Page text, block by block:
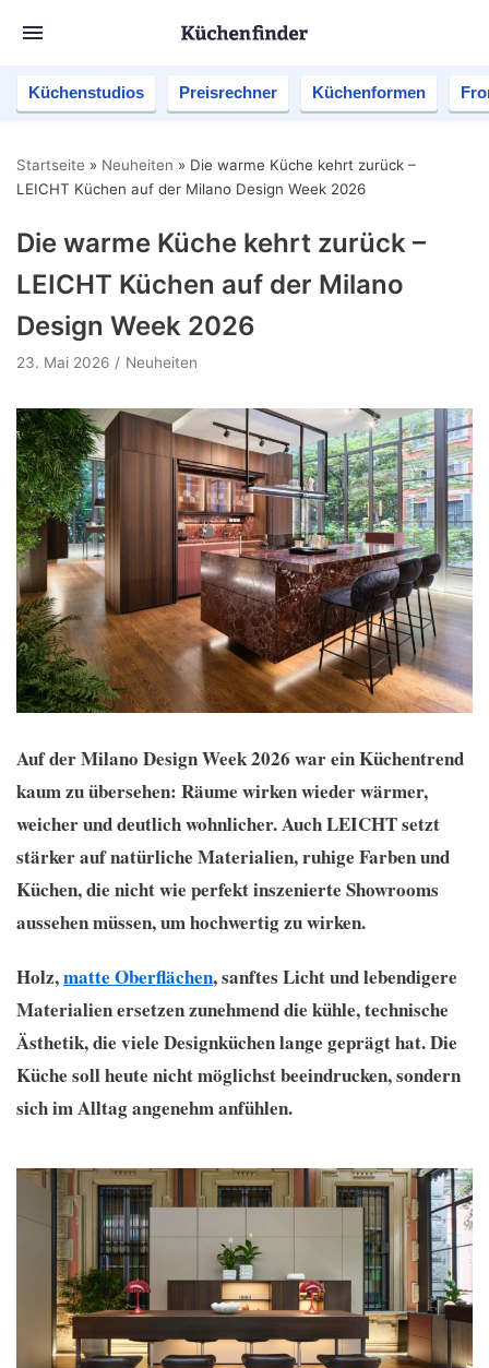
Küchenstudios Preisrechner Küchenformen
Startseite » Neuheiten » Die warme Küche kehrt zurück –
LEICHT Küchen auf der Milano Design Week 2026
Die warme Küche kehrt zurück –
LEICHT Küchen auf der Milano
Design Week 2026
23. Mai 2026 Neuheiten
Auf der Milano Design Week 2026 war ein Küchentrend
kaum zu übersehen: Räume wirken wieder wärmer,
weicher und deutlich wohnlicher. Auch LEICHT setzt
stärker auf natürliche Materialien, ruhige Farben und
Küchen, die nicht wie perfekt inszenierte Showrooms
aussehen müssen, um hochwertig zu wirken.
Holz,matte Oberflächen, sanftes Licht und lebendigere
Materialien ersetzen zunehmend die kühle, technische
Ästhetik, die viele Designküchen lange geprägt hat. Die
Küche soll heute nicht möglichst beeindrucken, sondern
sich im Alltag angenehm anfühlen.